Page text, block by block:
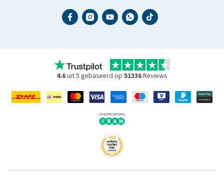
4.6uit 5 gebaseerd op 51336Reviews